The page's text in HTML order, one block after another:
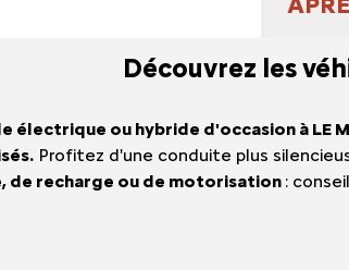
VÉHICULES DE
OCCASIONS
Découvrez les
électrique ou hybride d'occasion à LE
Profitez d'une conduite plus
de recharge ou de motorisation :